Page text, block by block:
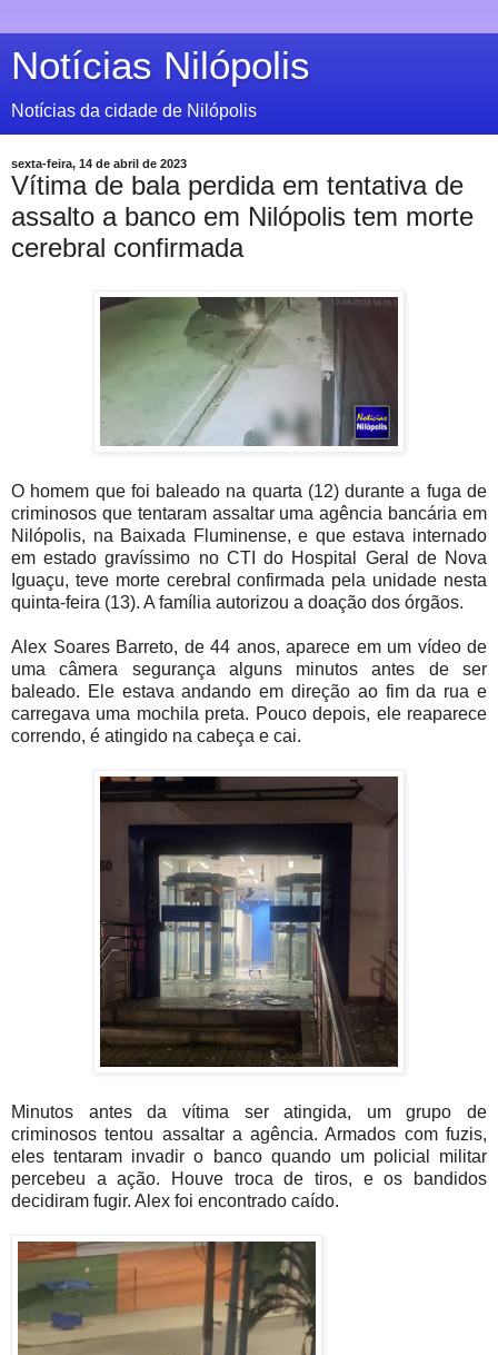
Notícias Nilópolis
Notícias da cidade de Nilópolis
sexta-feira, 14 de abril de 2023
Vítima de bala perdida em tentativa de
assalto a banco em Nilópolis tem morte
cerebral confirmada
O homem que foi baleado na quarta (12) durante a fuga de
criminosos que tentaram assaltar uma agência bancária em
Nilópolis, na Baixada Fluminense, e que estava internado
em estado gravíssimo no CTI do Hospital Geral de Nova
Iguaçu, teve morte cerebral confirmada pela unidade nesta
quinta-feira (13). A família autorizou a doação dos órgãos.
Alex Soares Barreto, de 44 anos, aparece em um vídeo de
uma câmera segurança alguns minutos antes de ser
baleado. Ele estava andando em direção ao fim da rua e
carregava uma mochila preta. Pouco depois, ele reaparece
correndo, é atingido na cabeça e cai.
Minutos antes da vítima ser atingida, um grupo de
criminosos tentou assaltar a agência. Armados com fuzis,
eles tentaram invadir o banco quando um policial militar
percebeu a ação. Houve troca de tiros, e os bandidos
decidiram fugir. Alex foi encontrado caído.